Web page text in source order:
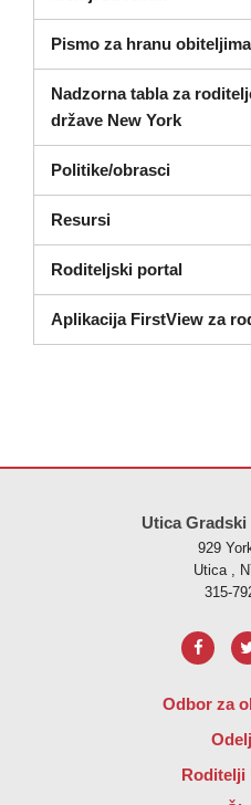
Pismo za hranu obiteljima
Nadzorna tabla za
države New York(otvara
Politike/obrasci
Resursi
Roditeljski portal
Aplikacija FirstView za
Utica
929
Utica ,
315-
Odbor za
Roditelji